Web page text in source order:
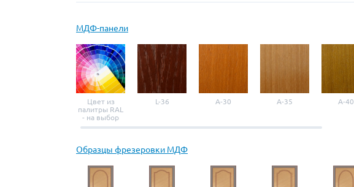
МДФ-панели
Цвет из
палитры RAL
- на выбор
L-36 A-30 A-35 A-40
Образцы фрезеровки МДФ